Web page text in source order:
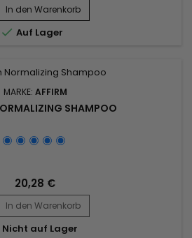
In den Warenkorb
 Auf Lager
MARKE: AFFIRM
SHAMPOO
20,28 €
In den Warenkorb
Nicht auf Lager